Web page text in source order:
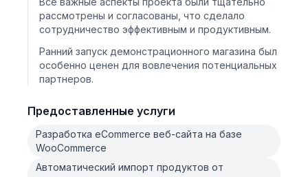
рассмотрены и согласованы, что сделало
сотрудничество эффективным и продуктивным.
Ранний запуск демонстрационного магазина был
особенно ценен для вовлечения потенциальных
партнеров.
Предоставленные услуги
Разработка eCommerce веб-сайта на базе
WooCommerce
Автоматический импорт продуктов от